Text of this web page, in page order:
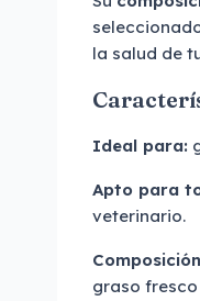
la salud de
Ideal para:
Apto para
veterinario.
graso